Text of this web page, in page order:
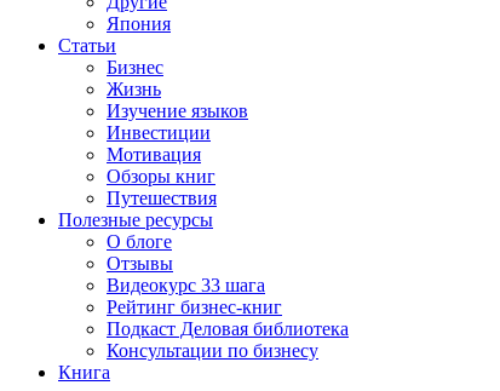
Япония
Статьи
Бизнес
Жизнь
Изучение языков
Инвестиции
Мотивация
Обзоры книг
Путешествия
Полезные ресурсы
О блоге
Отзывы
Видеокурс 33 шага
Рейтинг бизнес-книг
Подкаст Деловая библиотека
Консультации по бизнесу
Книга